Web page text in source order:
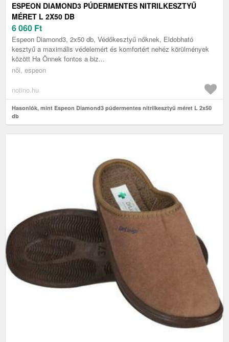
ESPEON DIAMOND3 PÚDERMENTES NITRILKESZTYŰ
MÉRET L 2X50 DB
6 060 Ft
Espeon Diamond3, 2x50 db, Védőkesztyű nőknek, Eldobható
kesztyű a maximális védelemért és komfortért nehéz körülmények
között Ha Önnek fontos a biz...
női, espeon
notino.hu
Hasonlók, mint Espeon Diamond3 púdermentes nitrilkesztyű méret L 2x50
db